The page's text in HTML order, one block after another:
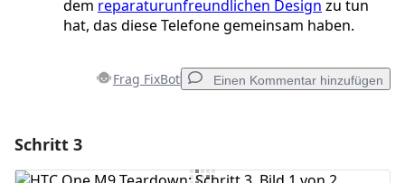
dem reparaturunfreundlichen Design zu tun
hat, das diese Telefone gemeinsam haben.
Frag FixBot Einen Kommentar hinzufügen
Schritt 3